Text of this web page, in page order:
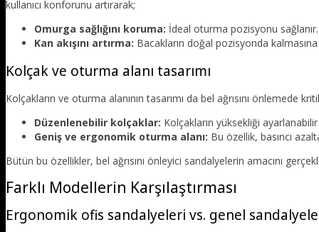
kullanıcı konforunu artırarak;
Omurga sağlığını koruma: İdeal oturma pozisyonu sağlanır.
Kan akışını artırma: Bacakların doğal pozisyonda kalmasına
Kolçak ve oturma alanı tasarımı
Kolçakların ve oturma alanının tasarımı da bel ağrısını önlemede
Düzenlenebilir kolçaklar: Kolçakların yüksekliği
Geniş ve ergonomik oturma alanı: Bu özellik, basıncı
Bütün bu özellikler, bel ağrısını önleyici sandalyelerin amacını
Farklı Modellerin Karşılaştırması
Ergonomik ofis sandalyeleri vs. genel